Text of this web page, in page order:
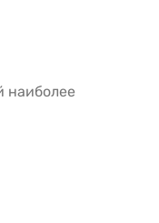
наиболее